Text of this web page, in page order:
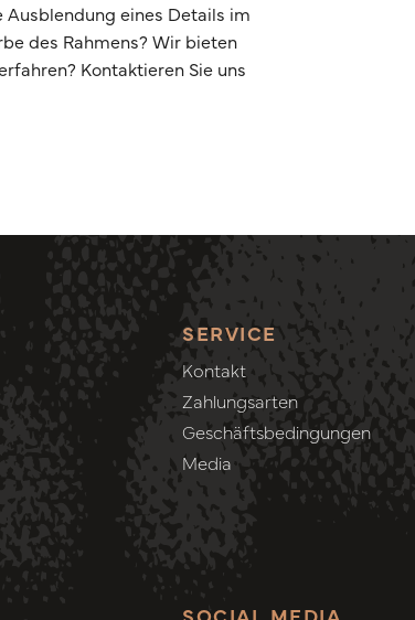
Ausblendung eines Details im
des Rahmens? Wir bieten
Kontaktieren Sie uns
SERVICE
Kontakt
Zahlungsarten
Geschäftsbedingungen
Media